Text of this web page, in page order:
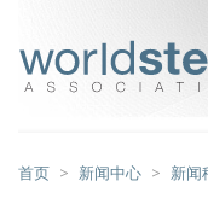
首页 新闻中心 新闻